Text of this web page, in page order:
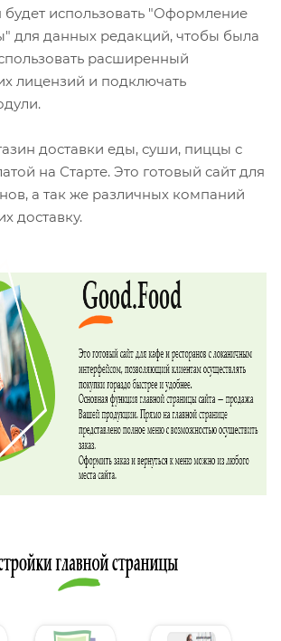
использовать "Оформление
для данных редакций, чтобы была
расширенный
лицензий и подключать
доставки еды, суши, пиццы с
на Старте. Это готовый сайт для
а так же различных компаний
доставку.